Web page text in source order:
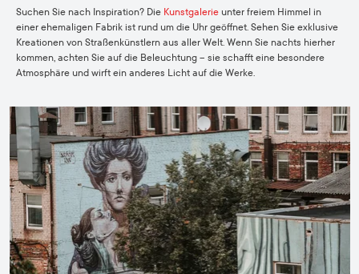
Suchen Sie nach Inspiration? Die Kunstgalerie unter freiem Himmel in
einer ehemaligen Fabrik ist rund um die Uhr geöffnet. Sehen Sie exklusive
Kreationen von Straßenkünstlern aus aller Welt. Wenn Sie nachts hierher
kommen, achten Sie auf die Beleuchtung – sie schafft eine besondere
Atmosphäre und wirft ein anderes Licht auf die Werke.